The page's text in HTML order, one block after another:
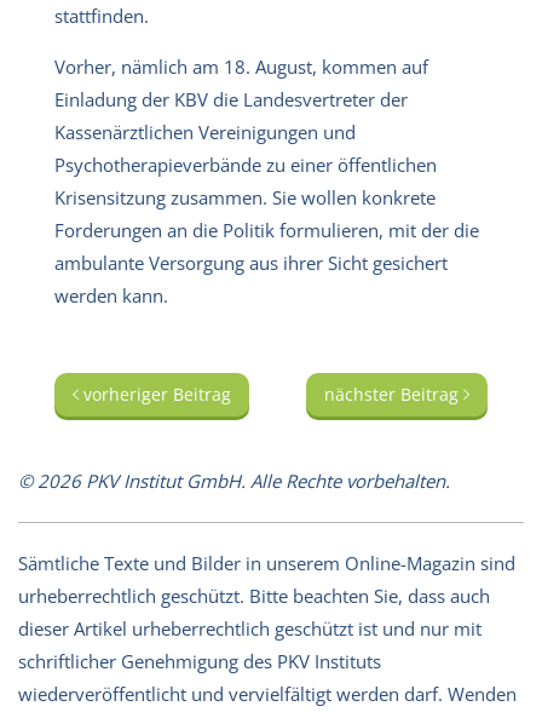
stattfinden.
Vorher, nämlich am 18. August, kommen auf
Einladung der KBV die Landesvertreter der
Kassenärztlichen Vereinigungen und
Psychotherapieverbände zu einer öffentlichen
Krisensitzung zusammen. Sie wollen konkrete
Forderungen an die Politik formulieren, mit der die
ambulante Versorgung aus ihrer Sicht gesichert
werden kann.
vorheriger Beitrag nächster Beitrag
© 2026 PKV Institut GmbH. Alle Rechte vorbehalten.
Sämtliche Texte und Bilder in unserem Online-Magazin sind
urheberrechtlich geschützt. Bitte beachten Sie, dass auch
dieser Artikel urheberrechtlich geschützt ist und nur mit
schriftlicher Genehmigung des PKV Instituts
wiederveröffentlicht und vervielfältigt werden darf. Wenden